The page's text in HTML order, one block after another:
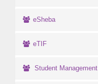
eSheba
eTIF
Student Management